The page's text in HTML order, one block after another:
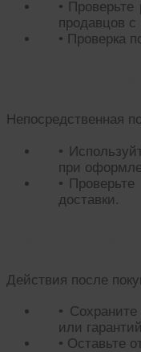
•
продавцов
• Проверка
Непосредственная
•
при
•
доставки.
Действия после
•
или
• Оставьте